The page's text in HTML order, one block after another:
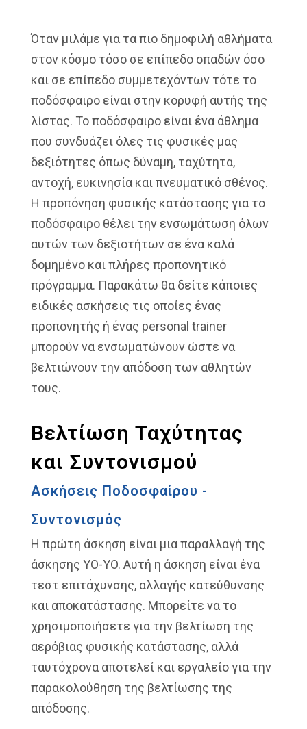
Όταν μιλάμε για τα πιο δημοφιλή αθλήματα
στον κόσμο τόσο σε επίπεδο οπαδών όσο
και σε επίπεδο συμμετεχόντων τότε το
ποδόσφαιρο είναι στην κορυφή αυτής της
λίστας. Το ποδόσφαιρο είναι ένα άθλημα
που συνδυάζει όλες τις φυσικές μας
δεξιότητες όπως δύναμη, ταχύτητα,
αντοχή, ευκινησία και πνευματικό σθένος.
Η προπόνηση φυσικής κατάστασης για το
ποδόσφαιρο θέλει την ενσωμάτωση όλων
αυτών των δεξιοτήτων σε ένα καλά
δομημένο και πλήρες προπονητικό
πρόγραμμα. Παρακάτω θα δείτε κάποιες
ειδικές ασκήσεις τις οποίες ένας
προπονητής ή ένας personal trainer
μπορούν να ενσωματώνουν ώστε να
βελτιώνουν την απόδοση των αθλητών
τους.
Βελτίωση Ταχύτητας
και Συντονισμού
Ασκήσεις Ποδοσφαίρου -
Συντονισμός
Η πρώτη άσκηση είναι μια παραλλαγή της
άσκησης YO-YO. Αυτή η άσκηση είναι ένα
τεστ επιτάχυνσης, αλλαγής κατεύθυνσης
και αποκατάστασης. Μπορείτε να το
χρησιμοποιήσετε για την βελτίωση της
αερόβιας φυσικής κατάστασης, αλλά
ταυτόχρονα αποτελεί και εργαλείο για την
παρακολούθηση της βελτίωσης της
απόδοσης.